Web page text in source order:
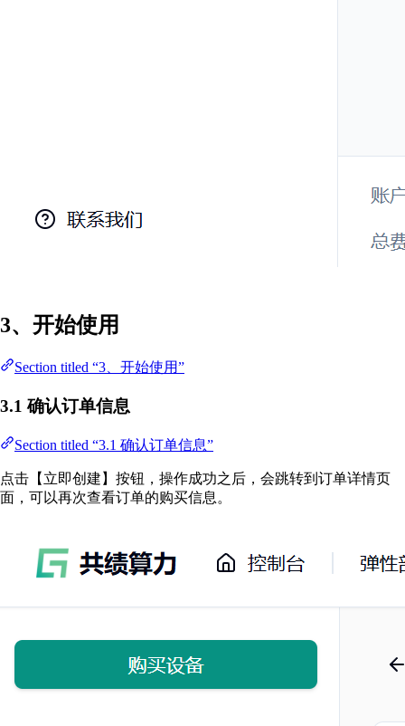
3、开始使用
Section titled “3、开始使用”
3.1 确认订单信息
Section titled “3.1 确认订单信息”
点击【立即创建】按钮，操作成功之后，会跳转到订单详情页
面，可以再次查看订单的购买信息。